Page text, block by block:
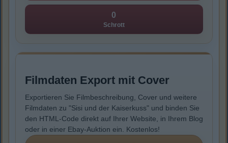
0
Schrott
Filmdaten Export mit Cover
Exportieren Sie Filmbeschreibung, Cover und weitere
Filmdaten zu "Sisi und der Kaiserkuss" und binden Sie
den HTML-Code direkt auf Ihrer Website, in Ihrem Blog
oder in einer Ebay-Auktion ein. Kostenlos!